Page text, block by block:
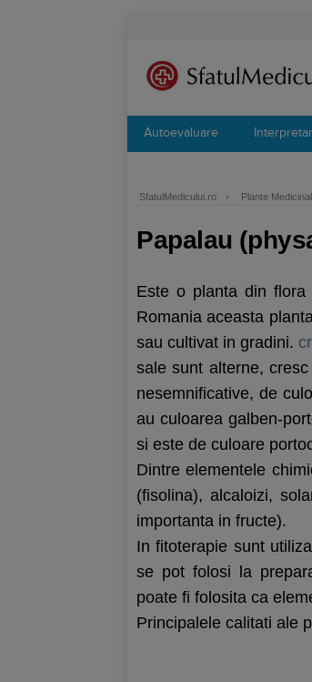
Autoevaluare
SfatulMedicului.ro › Plante
Papalau
Este o planta din flora
Romania aceasta
sau cultivat in gradini.
sale sunt alterne,
nesemnificative, de
au culoarea galben-
si este de culoare
Dintre elementele
(fisolina), alcaloizi,
importanta in fructe).
In fitoterapie sunt
se pot folosi la
poate fi folosita ca
Principalele calitati ale